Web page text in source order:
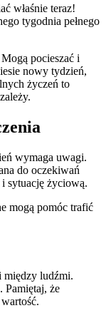
właśnie teraz!
tygodnia pełnego
pocieszać i
nowy tydzień,
życzeń to
wymaga uwagi.
do oczekiwań
sytuację życiową.
mogą pomóc trafić
między ludźmi.
Pamiętaj, że